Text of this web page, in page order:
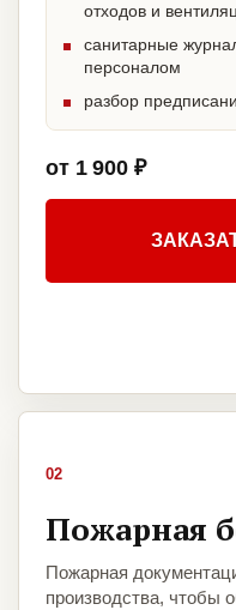
отходов и
санитарные
персоналом
разбор
от 1 900 ₽
02
Пожарная
Пожарная
производства, чтобы